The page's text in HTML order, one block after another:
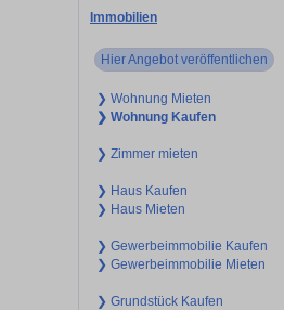
Immobilien
Hier Angebot veröffentlichen
❯ Wohnung Mieten
❯ Wohnung Kaufen
❯ Zimmer mieten
❯ Haus Kaufen
❯ Haus Mieten
❯ Gewerbeimmobilie Kaufen
❯ Gewerbeimmobilie Mieten
❯ Grundstück Kaufen